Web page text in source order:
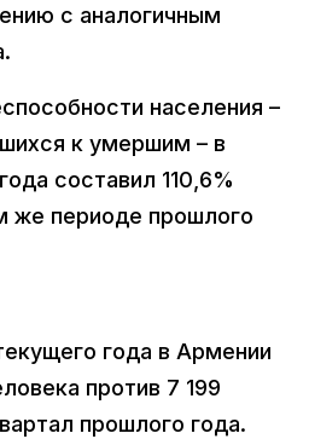
с аналогичным
населения –
к умершим – в
составил 110,6%
же периоде прошлого
года в Армении
против 7 199
прошлого года.